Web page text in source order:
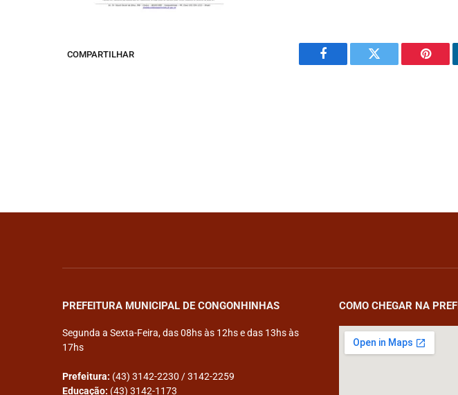
COMPARTILHAR
Facebook Twitter
PREFEITURA MUNICIPAL DE CONGONHINHAS
Segunda a Sexta-Feira, das 08hs às 12hs e das 13hs às
17hs
Prefeitura: (43) 3142-2230 / 3142-2259
Educação: (43) 3142-1173
COMO CHEGAR NA